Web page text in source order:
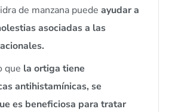
de manzana puedeayudar a
asociadas a las
que la ortiga tiene
antihistamínicas, se
es beneficiosa para tratar